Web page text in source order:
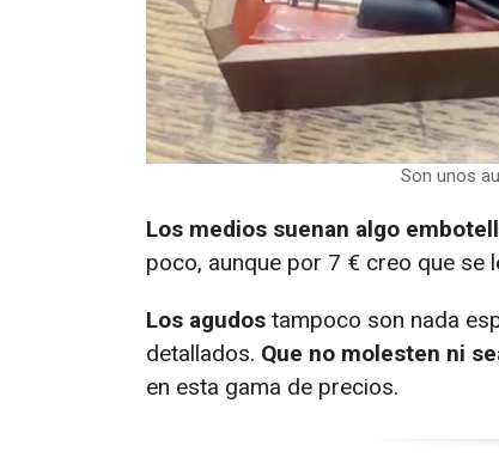
Son unos
Los medios suenan algo
poco, aunque por 7 € creo que se
Los agudos tampoco son nada
detallados. Que no molesten ni
en esta gama de precios.